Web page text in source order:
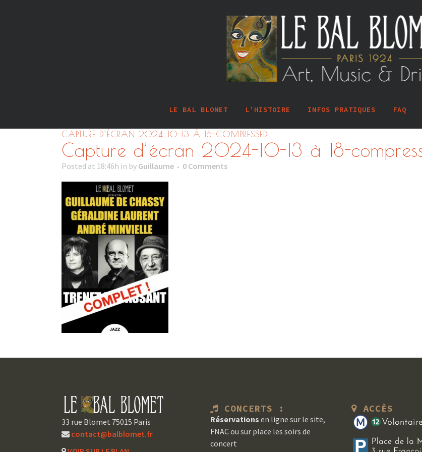
LE BAL BLOMET L’HISTOIRE INFOS PRATIQUES FAQ
CAPTURE D’ÉCRAN 2024-10-13 À 18-COMPRESSED
Capture d’écran 2024-10-13 à 18-
Posted at 18:46h in by Guillaume 0 Comments
33 rue Blomet 75015 Paris
contact@balblomet.fr
CONCERTS :
Réservations en ligne sur le site,
FNAC ou sur place les soirs de
concert
ACCÈS